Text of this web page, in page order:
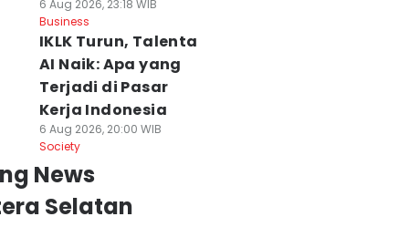
6 Aug 2026, 23:18 WIB
Business
IKLK Turun, Talenta
AI Naik: Apa yang
Terjadi di Pasar
Kerja Indonesia
6 Aug 2026, 20:00 WIB
Society
News
Selatan